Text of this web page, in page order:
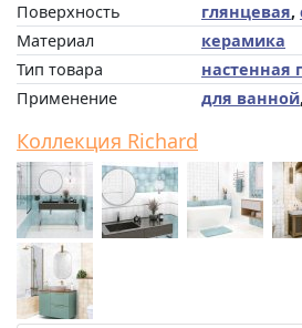
Поверхность
глянцевая,
Материал
керамика
Тип товара
настенная
Применение
для ванной
Коллекция Richard